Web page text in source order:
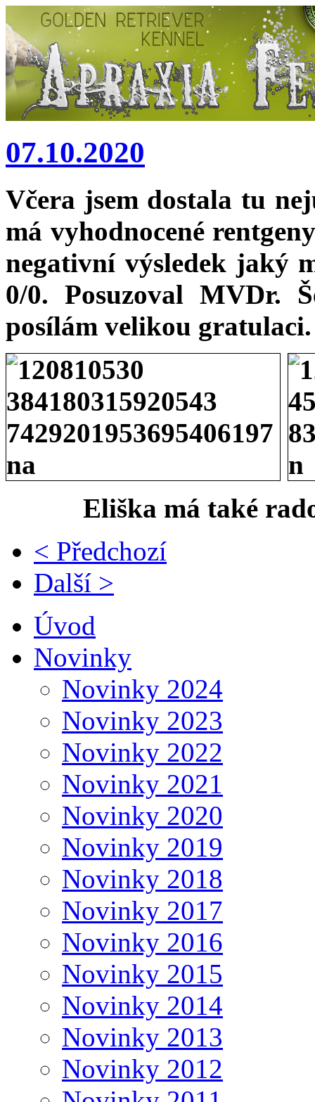
07.10.2020
Včera jsem dostala tu
má vyhodnocené
negativní výsledek jaký
0/0. Posuzoval MVDr.
posílám velikou gratulaci.
Eliška má také
< Předchozí
Další >
Úvod
Novinky
Novinky 2024
Novinky 2023
Novinky 2022
Novinky 2021
Novinky 2020
Novinky 2019
Novinky 2018
Novinky 2017
Novinky 2016
Novinky 2015
Novinky 2014
Novinky 2013
Novinky 2012